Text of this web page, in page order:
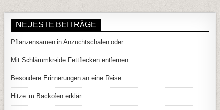
NEUESTE BEITRÄGE
Pflanzensamen in Anzuchtschalen oder…
Mit Schlämmkreide Fettflecken entfernen…
Besondere Erinnerungen an eine Reise…
Hitze im Backofen erklärt…